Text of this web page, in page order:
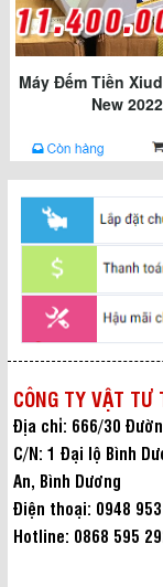
Máy Đếm Tiền
New 2022
CÔNG TY VẬT
Địa chỉ: 666/30
C/N: 1 Đại lộ Bình
An, Bình Dương
Điện thoại: 0948
Hotline: 0868 595